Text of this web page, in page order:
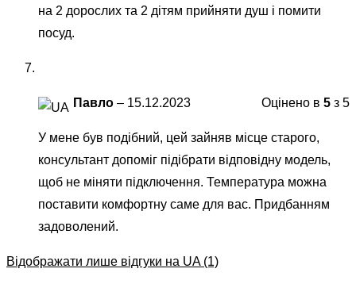
на 2 дорослих та 2 дітям прийняти душ і помити
посуд.
Оцінено в 5 з 5
Павло – 15.12.2023
У мене був подібний, цей зайняв місце старого,
консультант допоміг підібрати відповідну модель,
щоб не міняти підключення. Температура можна
поставити комфортну саме для вас. Придбанням
задоволений.
Відображати лише відгуки на UA (1)